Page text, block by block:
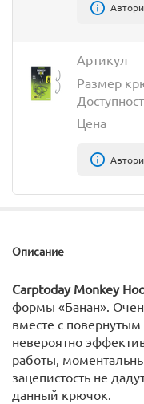
Артикул
Размер
Цена
Описание
Carptoday Monkey
формы «Банан».
вместе с
невероятно
работы,
зацепистость не
данный крючок.